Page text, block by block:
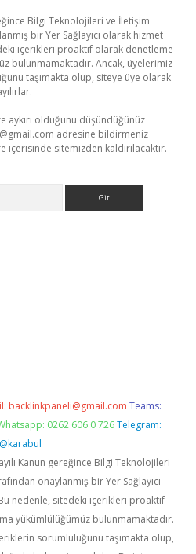
Bilgi Teknolojileri ve İletişim
bir Yer Sağlayıcı olarak hizmet
içerikleri proaktif olarak denetleme
bulunmamaktadır. Ancak, üyelerimiz
taşımakta olup, siteye üye olarak
aykırı olduğunu düşündüğünüz
adresine bildirmeniz
içerisinde sitemizden kaldırılacaktır.
backlinkpaneli@gmail.com Teams:
0262 606 0 726 Telegram:
@karabul
Kanun gereğince Bilgi Teknolojileri
onaylanmış bir Yer Sağlayıcı
nedenle, sitedeki içerikleri proaktif
yükümlülüğümüz bulunmamaktadır.
sorumluluğunu taşımakta olup,